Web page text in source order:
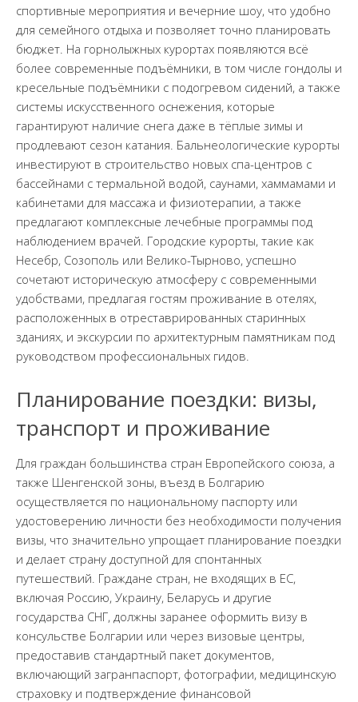
спортивные мероприятия и вечерние шоу, что удобно
для семейного отдыха и позволяет точно планировать
бюджет. На горнолыжных курортах появляются всё
более современные подъёмники, в том числе гондолы и
кресельные подъёмники с подогревом сидений, а также
системы искусственного оснежения, которые
гарантируют наличие снега даже в тёплые зимы и
продлевают сезон катания. Бальнеологические курорты
инвестируют в строительство новых спа-центров с
бассейнами с термальной водой, саунами, хаммамами и
кабинетами для массажа и физиотерапии, а также
предлагают комплексные лечебные программы под
наблюдением врачей. Городские курорты, такие как
Несебр, Созополь или Велико-Тырново, успешно
сочетают историческую атмосферу с современными
удобствами, предлагая гостям проживание в отелях,
расположенных в отреставрированных старинных
зданиях, и экскурсии по архитектурным памятникам под
руководством профессиональных гидов.
Планирование поездки: визы,
транспорт и проживание
Для граждан большинства стран Европейского союза, а
также Шенгенской зоны, въезд в Болгарию
осуществляется по национальному паспорту или
удостоверению личности без необходимости получения
визы, что значительно упрощает планирование поездки
и делает страну доступной для спонтанных
путешествий. Граждане стран, не входящих в ЕС,
включая Россию, Украину, Беларусь и другие
государства СНГ, должны заранее оформить визу в
консульстве Болгарии или через визовые центры,
предоставив стандартный пакет документов,
включающий загранпаспорт, фотографии, медицинскую
страховку и подтверждение финансовой